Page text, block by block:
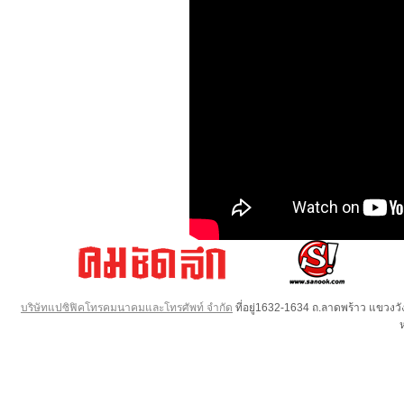
บริษัทแปซิฟิคโทรคมนาคมและโทรศัพท์ จำกัด ที่อยู่1632-1634 ถ.ลาดพร้าว แขวง